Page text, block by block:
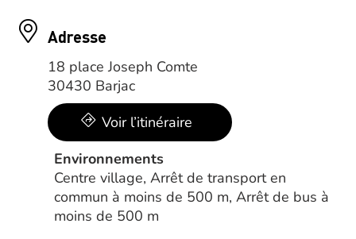
Adresse
18 place Joseph Comte
30430 Barjac
Voir l’itinéraire
Environnements
Centre village, Arrêt de transport en
commun à moins de 500 m, Arrêt de bus à
moins de 500 m